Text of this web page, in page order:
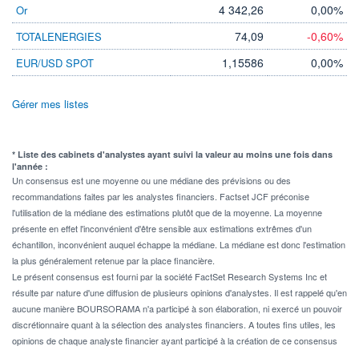
Or 4 342,26 0,00%
TOTALENERGIES 74,09 -0,60%
EUR/USD SPOT 1,15586 0,00%
Gérer mes listes
* Liste des cabinets d'analystes ayant suivi la valeur au moins une fois dans
l'année :
Un consensus est une moyenne ou une médiane des prévisions ou des
recommandations faites par les analystes financiers. Factset JCF préconise
l'utilisation de la médiane des estimations plutôt que de la moyenne. La moyenne
présente en effet l'inconvénient d'être sensible aux estimations extrêmes d'un
échantillon, inconvénient auquel échappe la médiane. La médiane est donc l'estimation
la plus généralement retenue par la place financière.
Le présent consensus est fourni par la société FactSet Research Systems Inc et
résulte par nature d'une diffusion de plusieurs opinions d'analystes. Il est rappelé qu'en
aucune manière BOURSORAMA n'a participé à son élaboration, ni exercé un pouvoir
discrétionnaire quant à la sélection des analystes financiers. A toutes fins utiles, les
opinions de chaque analyste financier ayant participé à la création de ce consensus